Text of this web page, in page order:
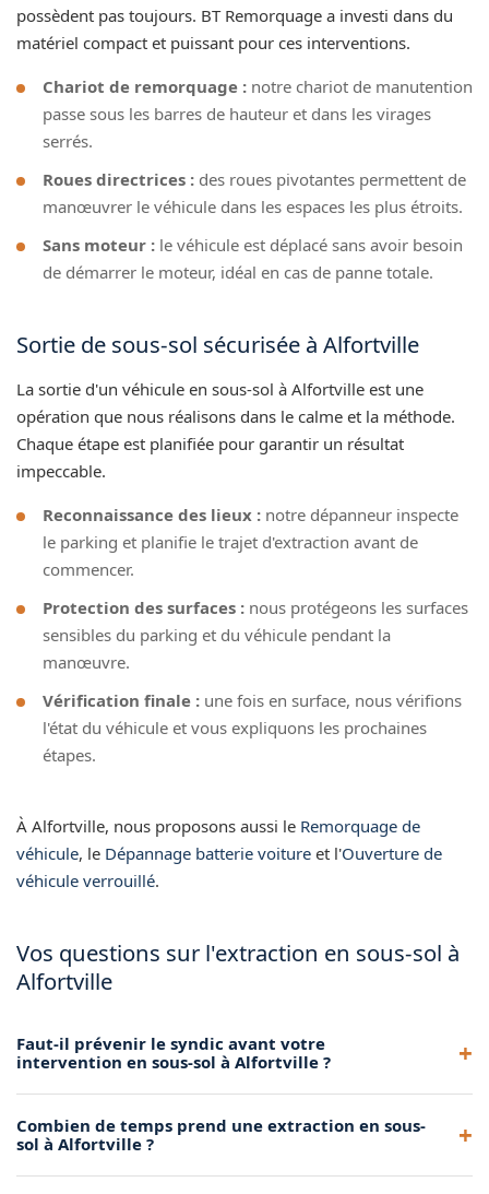
possèdent pas toujours. BT Remorquage a investi dans du
matériel compact et puissant pour ces interventions.
Chariot de remorquage : notre chariot de manutention
passe sous les barres de hauteur et dans les virages
serrés.
Roues directrices : des roues pivotantes permettent de
manœuvrer le véhicule dans les espaces les plus étroits.
Sans moteur : le véhicule est déplacé sans avoir besoin
de démarrer le moteur, idéal en cas de panne totale.
Sortie de sous-sol sécurisée à Alfortville
La sortie d'un véhicule en sous-sol à Alfortville est une
opération que nous réalisons dans le calme et la méthode.
Chaque étape est planifiée pour garantir un résultat
impeccable.
Reconnaissance des lieux : notre dépanneur inspecte
le parking et planifie le trajet d'extraction avant de
commencer.
Protection des surfaces : nous protégeons les surfaces
sensibles du parking et du véhicule pendant la
manœuvre.
Vérification finale : une fois en surface, nous vérifions
l'état du véhicule et vous expliquons les prochaines
étapes.
À Alfortville, nous proposons aussi le Remorquage de
véhicule, le Dépannage batterie voiture et l'Ouverture de
véhicule verrouillé.
Vos questions sur l'extraction en sous-sol à
Alfortville
Faut-il prévenir le syndic avant votre
intervention en sous-sol à Alfortville ?
gestionnaire du parking. Dans l'urgence, nous pouvons
Combien de temps prend une extraction en sous-
sol à Alfortville ?